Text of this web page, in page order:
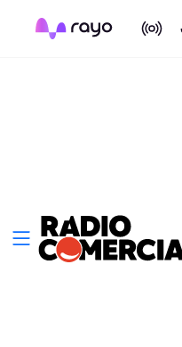
On Air